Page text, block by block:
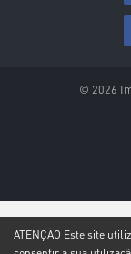
ATENÇÃO Este site
© 2026